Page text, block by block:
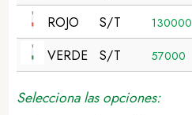
ROJO
S/T 130000
VERDE
S/T 57000
Selecciona las opciones: